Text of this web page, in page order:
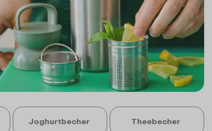
Joghurtbecher Theebecher